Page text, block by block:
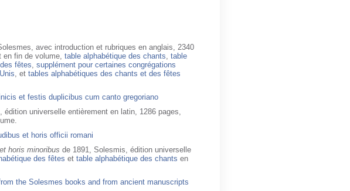
avec introduction et rubriques en anglais, 2340
fin de volume, table alphabétique des chants table
fêtes supplément pour certaines congrégations
, et tables alphabétiques des chants et des fêtes
et festis duplicibus cum canto gregoriano
universelle entièrement en latin, 1286 pages,
et horis officii romani
horis minoribus de 1891, Solesmis, édition universelle
des fêtes et table alphabétique des chants en
the Solesmes books and from ancient manuscripts